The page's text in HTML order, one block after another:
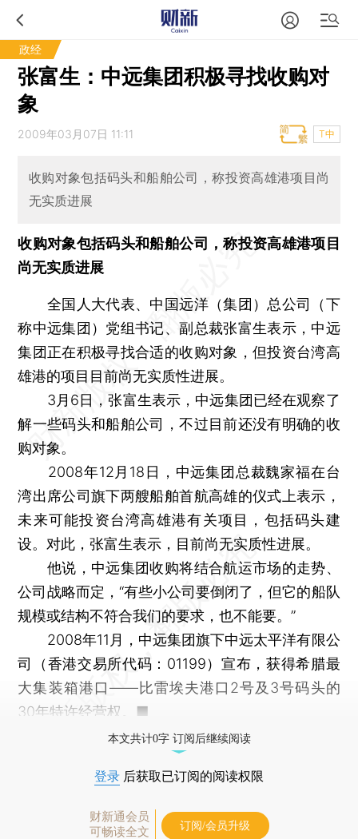
政经
张富生：中远集团积极寻找收购对
象
2009年03月07日 11:11 T中
收购对象包括码头和船舶公司，称投资高雄港项目尚
无实质进展
收购对象包括码头和船舶公司，称投资高雄港项目
尚无实质进展
全国人大代表、中国远洋（集团）总公司（下
称中远集团）党组书记、副总裁张富生表示，中远
集团正在积极寻找合适的收购对象，但投资台湾高
雄港的项目目前尚无实质性进展。
3月6日，张富生表示，中远集团已经在观察了
解一些码头和船舶公司，不过目前还没有明确的收
购对象。
2008年12月18日，中远集团总裁魏家福在台
湾出席公司旗下两艘船舶首航高雄的仪式上表示，
未来可能投资台湾高雄港有关项目，包括码头建
设。对此，张富生表示，目前尚无实质性进展。
他说，中远集团收购将结合航运市场的走势、
公司战略而定，“有些小公司要倒闭了，但它的船队
规模或结构不符合我们的要求，也不能要。”
2008年11月，中远集团旗下中远太平洋有限公
司（香港交易所代码：01199）宣布，获得希腊最
大集装箱港口——比雷埃夫港口2号及3号码头的
30年特许经营权。■
本文共计0字 订阅后继续阅读
登录 后获取已订阅的阅读权限
财新通会员
可畅读全文
订阅/会员升级